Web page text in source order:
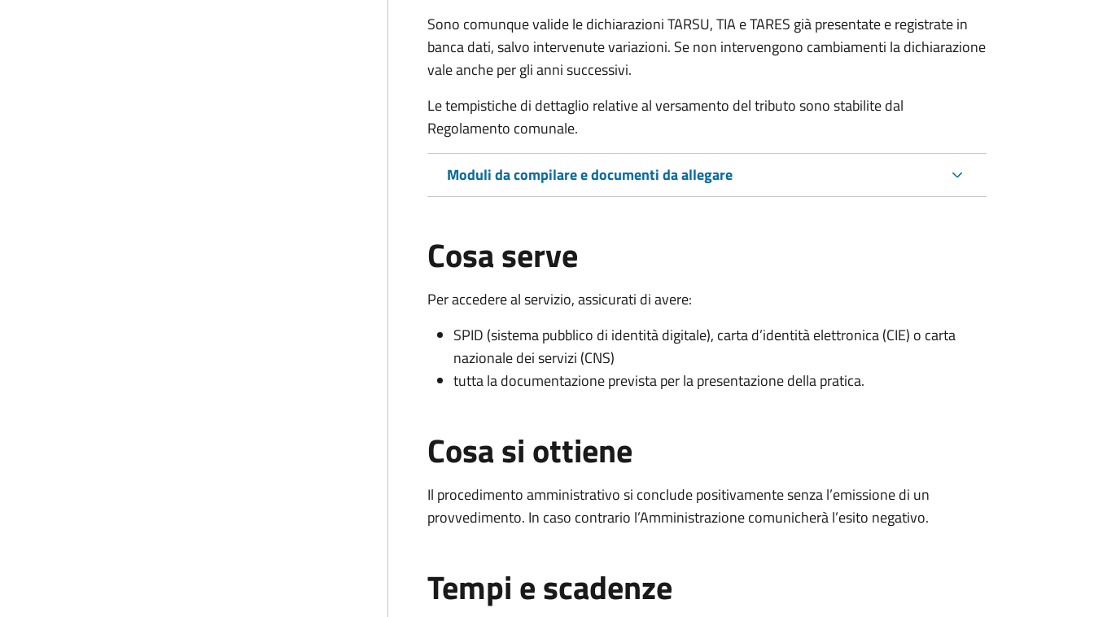
Sono comunque valide le dichiarazioni TARSU, TIA e TARES già presentate e registrate in
banca dati, salvo intervenute variazioni. Se non intervengono cambiamenti la dichiarazione
vale anche per gli anni successivi.
Le tempistiche di dettaglio relative al versamento del tributo sono stabilite dal
Regolamento comunale.
Moduli da compilare e documenti da allegare
Cosa serve
Per accedere al servizio, assicurati di avere:
SPID (sistema pubblico di identità digitale), carta d’identità elettronica (CIE) o carta
nazionale dei servizi (CNS)
tutta la documentazione prevista per la presentazione della pratica.
Cosa si ottiene
Il procedimento amministrativo si conclude positivamente senza l’emissione di un
provvedimento. In caso contrario l’Amministrazione comunicherà l’esito negativo.
Tempi e scadenze